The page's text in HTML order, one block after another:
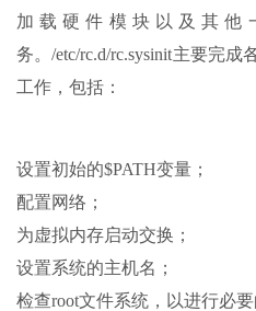
加载硬件模块以及其他
务。/etc/rc.d/rc.sysinit主要完
工作，包括：
设置初始的$PATH变量；
配置网络；
为虚拟内存启动交换；
设置系统的主机名；
检查root文件系统，以进行必要